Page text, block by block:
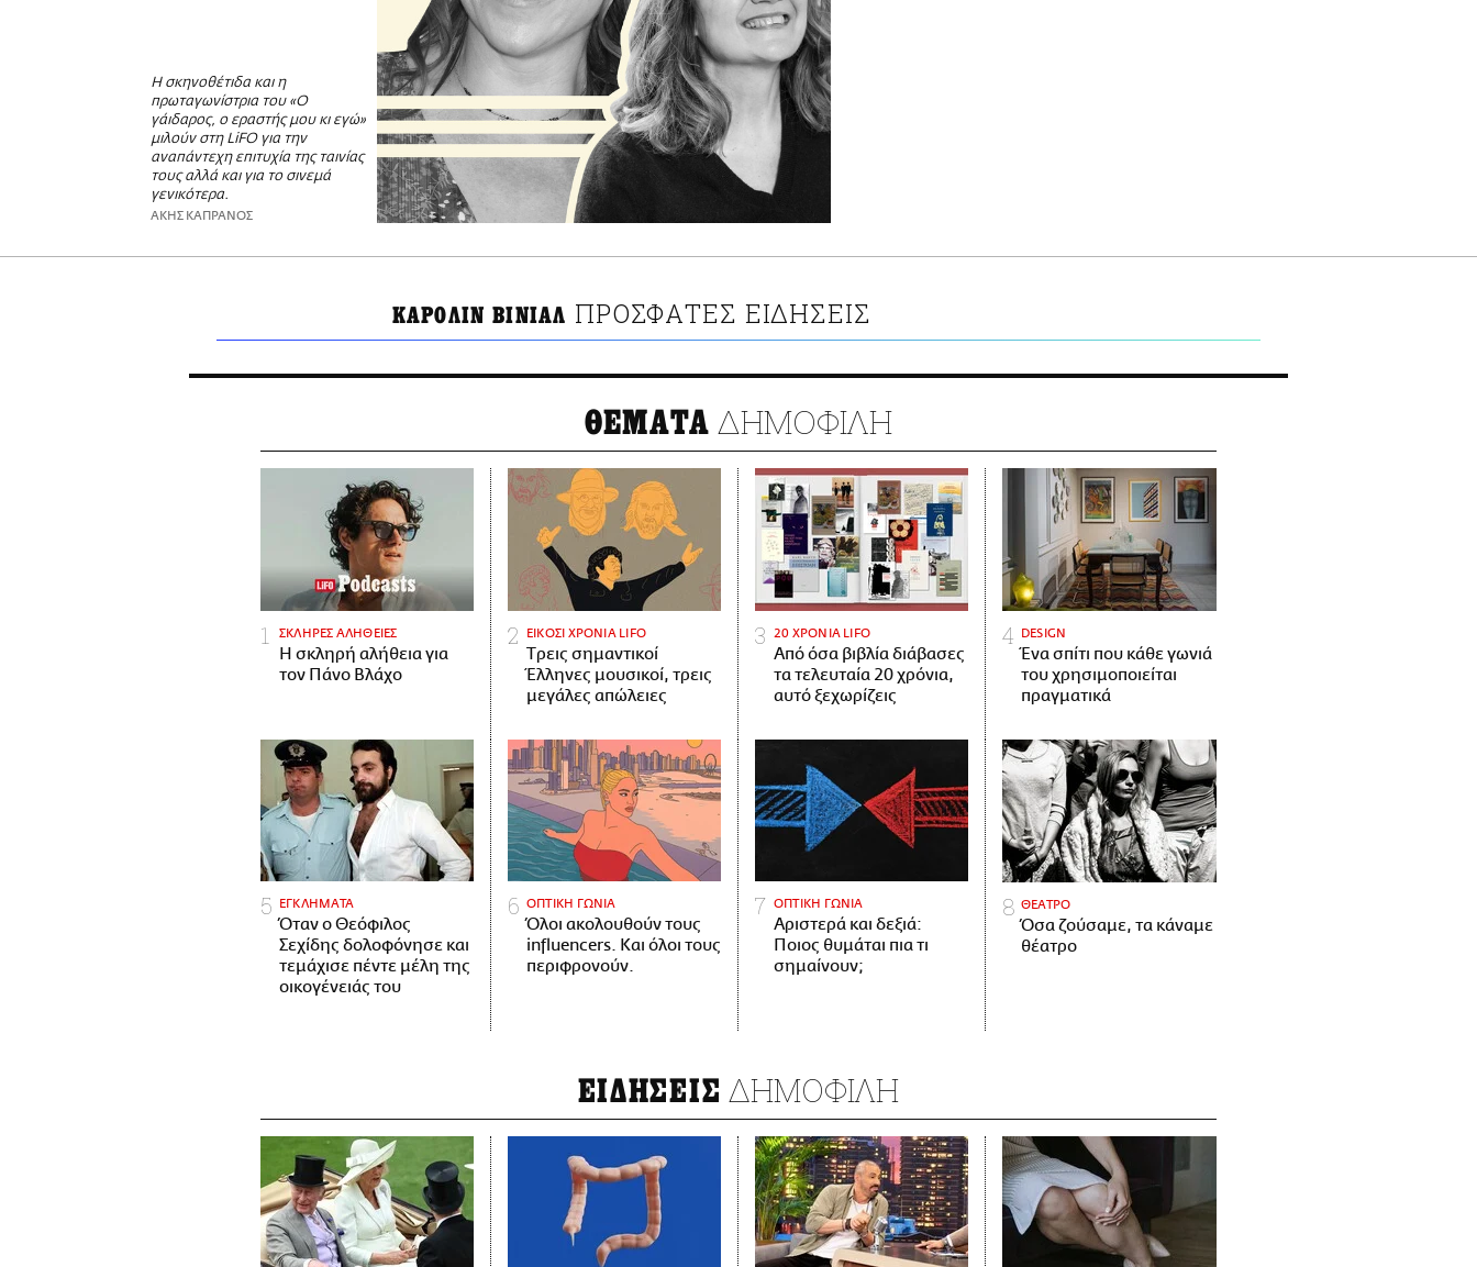
Η σκηνοθέτιδα και η
πρωταγωνίστρια του «Ο
γάιδαρος, ο εραστής μου κι εγώ»
μιλούν στη LiFO για την
αναπάντεχη επιτυχία της ταινίας
τους αλλά και για το σινεμά
γενικότερα.
ΑΚΗΣ ΚΑΠΡΑΝΟΣ
ΚΑΡΟΛΙΝ ΒΙΝΙΑΛ ΠΡΟΣΦΑΤΕΣ ΕΙΔΗΣΕΙΣ
ΘΕΜΑΤΑ ΔΗΜΟΦΙΛΗ
ΣΚΛΗΡΕΣ ΑΛΗΘΕΙΕΣ
H σκληρή αλήθεια για
τον Πάνο Βλάχο
ΕΙΚΟΣΙ ΧΡΟΝΙΑ LIFO
Tρεις σημαντικοί
Έλληνες μουσικοί, τρεις
μεγάλες απώλειες
20 ΧΡΟΝΙΑ LIFO
Από όσα βιβλία διάβασες
τα τελευταία 20 χρόνια,
αυτό ξεχωρίζεις
DESIGN
Ένα σπίτι που κάθε γωνιά
του χρησιμοποιείται
πραγματικά
ΕΓΚΛΗΜΑΤΑ
Όταν ο Θεόφιλος
Σεχίδης δολοφόνησε και
τεμάχισε πέντε μέλη της
οικογένειάς του
ΟΠΤΙΚΗ ΓΩΝΙΑ
Όλοι ακολουθούν τους
influencers. Και όλοι τους
περιφρονούν.
ΟΠΤΙΚΗ ΓΩΝΙΑ
Αριστερά και δεξιά:
Ποιος θυμάται πια τι
σημαίνουν;
ΘΕΑΤΡΟ
Όσα ζούσαμε, τα κάναμε
θέατρο
ΕΙΔΗΣΕΙΣ ΔΗΜΟΦΙΛΗ